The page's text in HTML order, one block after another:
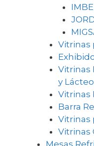
Vitrinas
Vitrinas
y
Vitrinas
Barra
Vitrinas
Vitrinas
Mesas